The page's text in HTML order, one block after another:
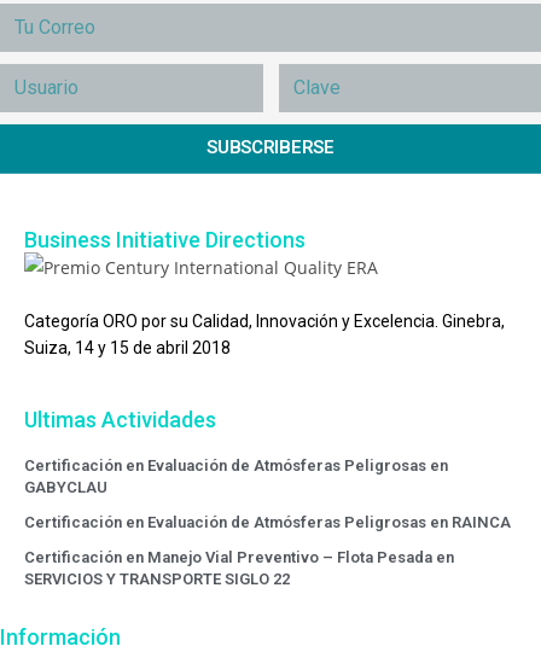
SUBSCRIBERSE
Business Initiative Directions
Categoría ORO por su Calidad, Innovación y Excelencia. Ginebra,
Suiza, 14 y 15 de abril 2018
Ultimas Actividades
Certificación en Evaluación de Atmósferas Peligrosas en
GABYCLAU
Certificación en Evaluación de Atmósferas Peligrosas en RAINCA
Certificación en Manejo Vial Preventivo – Flota Pesada en
SERVICIOS Y TRANSPORTE SIGLO 22
Información